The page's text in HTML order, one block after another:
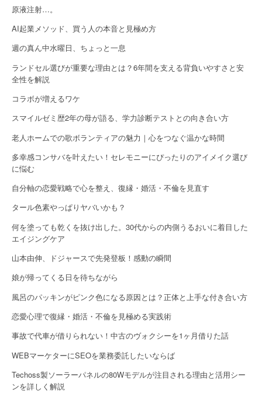
g
a
t
i
o
n
原液注射…。
AI起業メソッド、買う人の本音と見極め方
週の真ん中水曜日、ちょっと一息
ランドセル選びが重要な理由とは？6年間を支える背負いやすさと安
全性を解説
コラボが増えるワケ
スマイルゼミ歴2年の母が語る、学力診断テストとの向き合い方
老人ホームでの歌ボランティアの魅力｜心をつなぐ温かな時間
多幸感コンサバを叶えたい！セレモニーにぴったりのアイメイク選び
に悩む
自分軸の恋愛戦略で心を整え、復縁・婚活・不倫を見直す
タール色素やっぱりヤバいかも？
何を塗っても乾くを抜け出した。30代からの内側うるおいに着目した
エイジングケア
山本由伸、ドジャースで先発登板！感動の瞬間
娘が帰ってくる日を待ちながら
風呂のパッキンがピンク色になる原因とは？正体と上手な付き合い方
恋愛心理で復縁・婚活・不倫を見極める実践術
事故で代車が借りられない！中古のヴォクシーを1ヶ月借りた話
WEBマーケターにSEOを業務委託したいならば
Techoss製ソーラーパネルの80Wモデルが注目される理由と活用シー
ンを詳しく解説